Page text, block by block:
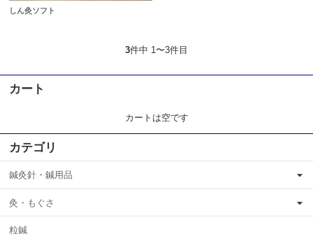
しん灸ソフト
3件中 1〜3件目
カート
カートは空です
カテゴリ
鍼灸針・鍼用品
灸・もぐさ
粒鍼